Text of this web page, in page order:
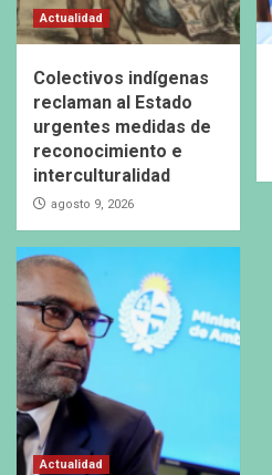
Actualidad
Colectivos indígenas
reclaman al Estado
urgentes medidas de
reconocimiento e
interculturalidad
agosto 9, 2026
Actualidad